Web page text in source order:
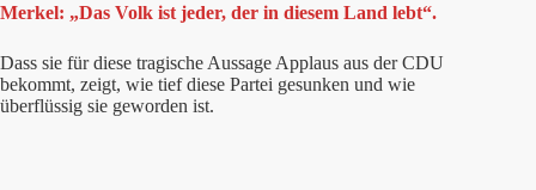
Merkel: „Das Volk ist jeder, der in diesem Land lebt“.
Dass sie für diese tragische Aussage Applaus aus der CDU
bekommt, zeigt, wie tief diese Partei gesunken und wie
überflüssig sie geworden ist.